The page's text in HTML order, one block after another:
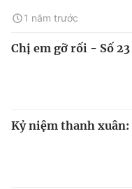
1 năm trước
Chị em gỡ rối - Số 23
Kỷ niệm thanh xuân: